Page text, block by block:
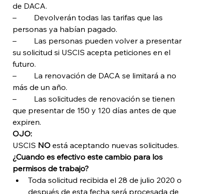
de DACA.
–         Devolverán todas las tarifas que las
personas ya habían pagado.
–         Las personas pueden volver a presentar
su solicitud si USCIS acepta peticiones en el
futuro.
–         La renovación de DACA se limitará a no
más de un año.
–         Las solicitudes de renovación se tienen
que presentar de 150 y 120 días antes de que
expiren.
OJO:
USCIS NO está aceptando nuevas solicitudes.
¿Cuando es efectivo este cambio para los
permisos de trabajo?
Toda solicitud recibida el 28 de julio 2020 o
después de esta fecha será procesada de